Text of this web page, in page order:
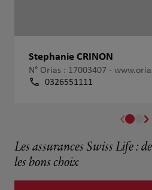
Stephanie CRINON
N° Orias : 17003407 -
0326551111
Les assurances Swiss Life :
les bons choix